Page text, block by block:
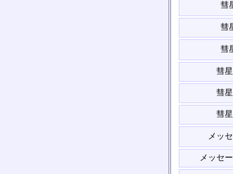
彗
彗
彗
彗
彗
彗
メッ
メッセ